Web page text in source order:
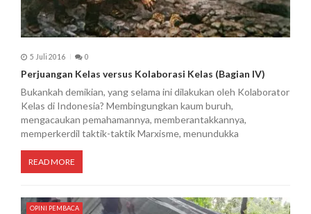
5 Juli 2016 0
Perjuangan Kelas versus Kolaborasi Kelas (Bagian IV)
Bukankah demikian, yang selama ini dilakukan oleh Kolaborator
Kelas di Indonesia? Membingungkan kaum buruh,
mengacaukan pemahamannya, memberantakkannya,
memperkerdil taktik-taktik Marxisme, menundukka
READ MORE
OPINI PEMBACA